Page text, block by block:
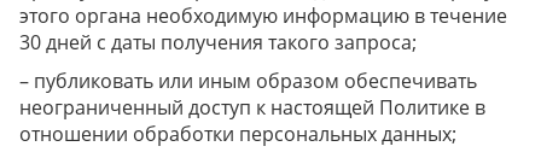
этого органа необходимую информацию в течение
30 дней с даты получения такого запроса;
– публиковать или иным образом обеспечивать
неограниченный доступ к настоящей Политике в
отношении обработки персональных данных;